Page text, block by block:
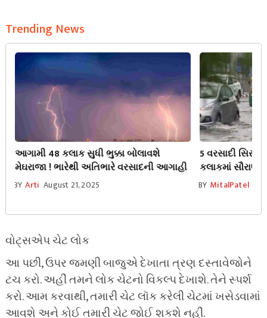
Trending News
આગામી 48 કલાક સુધી ભુક્કા બોલાવશે
મેઘરાજા ! ભારેથી અતિભારે વરસાદની આગાહી
BY Arti August 21, 2025
5 વરસાદી
કલાકમાં
જિલ્લાઓમાં
BY MitalPatel
વોટ્સએપ ચેટ લોક
આ પછી, ઉપર જમણી બાજુએ દેખાતા ત્રણ દસ્તાવેજોને
ટચ કરો. અહીં તમને લોક ચેટનો વિકલ્પ દેખાશે. તેને સ્પર્શ
કરો. આમ કરવાથી, તમારી ચેટ લૉક કરેલી ચેટમાં ખસેડવામાં
આવશે અને કોઈ તમારી ચેટ જોઈ શકશે નહીં.